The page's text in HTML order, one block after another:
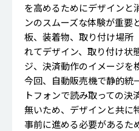
を高めるためにデザインと
ンのスムーズな体験が重要
板、装着物、取り付け場所
れてデザイン、取り付け状
ジ、決済動作のイメージを
今回、自動販売機で静的統
トフォンで読み取っての
無いため、デザインと共に
事前に進める必要があるた